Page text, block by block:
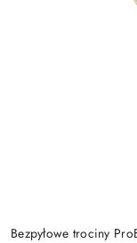
Bezpyłowe trociny